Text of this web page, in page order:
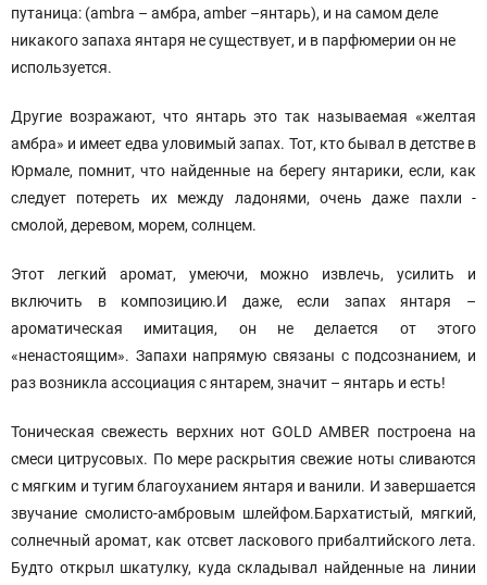
путаница: (ambra – амбра, amber –янтарь), и на самом деле
никакого запаха янтаря не существует, и в парфюмерии он не
используется.
Другие возражают, что янтарь это так называемая «желтая
амбра» и имеет едва уловимый запах. Тот, кто бывал в детстве в
Юрмале, помнит, что найденные на берегу янтарики, если, как
следует потереть их между ладонями, очень даже пахли -
смолой, деревом, морем, солнцем.
Этот легкий аромат, умеючи, можно извлечь, усилить и
включить в композицию.И даже, если запах янтаря –
ароматическая имитация, он не делается от этого
«ненастоящим». Запахи напрямую связаны с подсознанием, и
раз возникла ассоциация с янтарем, значит – янтарь и есть!
Тоническая свежесть верхних нот GOLD AMBER построена на
смеси цитрусовых. По мере раскрытия свежие ноты сливаются
с мягким и тугим благоуханием янтаря и ванили. И завершается
звучание смолисто-амбровым шлейфом.Бархатистый, мягкий,
солнечный аромат, как отсвет ласкового прибалтийского лета.
Будто открыл шкатулку, куда складывал найденные на линии